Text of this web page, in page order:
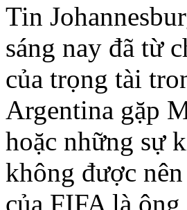
Tin
sáng nay đã từ
của trọng tài
Argentina gặp
hoặc những sự
không được
của FIFA là